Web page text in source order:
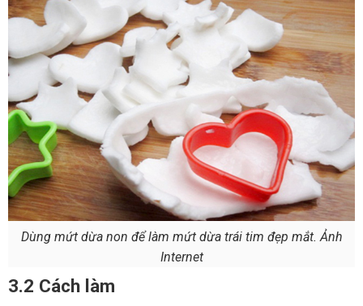
Dùng mứt dừa non để làm mứt dừa trái tim đẹp mắt. Ảnh
Internet
3.2 Cách làm